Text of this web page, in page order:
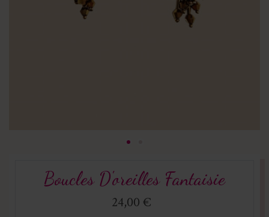
Boucles D'oreilles Fantaisie
24,00 €